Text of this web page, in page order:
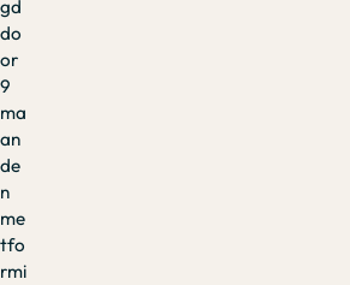
gd
do
or
9
ma
an
de
n
me
tfo
rmi